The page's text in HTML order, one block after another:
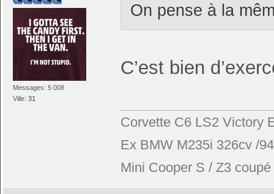
Messages: 5 008
Ville:31
On pense à la
C’est bien
Corvette C6 LS2 Victory
Ex BMW M235i 326cv /
Mini Cooper S / Z3